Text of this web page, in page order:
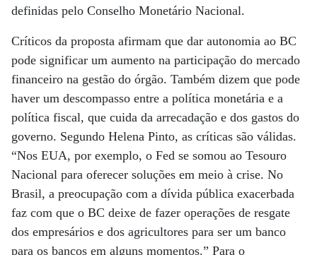
definidas pelo Conselho Monetário Nacional.
Críticos da proposta afirmam que dar autonomia ao BC
pode significar um aumento na participação do mercado
financeiro na gestão do órgão. Também dizem que pode
haver um descompasso entre a política monetária e a
política fiscal, que cuida da arrecadação e dos gastos do
governo. Segundo Helena Pinto, as críticas são válidas.
“Nos EUA, por exemplo, o Fed se somou ao Tesouro
Nacional para oferecer soluções em meio à crise. No
Brasil, a preocupação com a dívida pública exacerbada
faz com que o BC deixe de fazer operações de resgate
dos empresários e dos agricultores para ser um banco
para os bancos em alguns momentos.” Para o